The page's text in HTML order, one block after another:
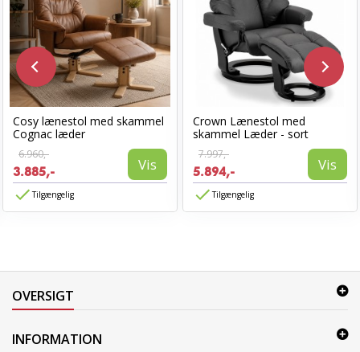
Cosy lænestol med skammel
Cognac læder
6.960,-
3.885,- Vis
Tilgængelig
Crown Lænestol med
skammel Læder - sort
7.997,-
5.894,- Vis
Tilgængelig
OVERSIGT
INFORMATION